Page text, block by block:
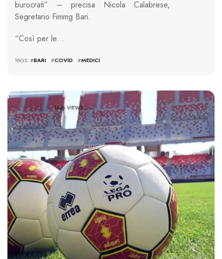
burocrati” – precisa Nicola Calabrese,
Segretario Fimmg Bari.
“Così per le…
TAGS: #BARI #COVID #MEDICI
1646 VIEWS